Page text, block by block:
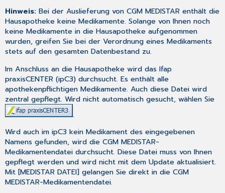
Hinweis:Bei der Auslieferung von CGM MEDISTAR enthält die
Hausapotheke keine Medikamente. Solange von Ihnen noch
keine Medikamente in die Hausapotheke aufgenommen
wurden, greifen Sie bei der Verordnung eines Medikaments
stets auf den gesamten Datenbestand zu.
Im Anschluss an die Hausapotheke wird dasIfap
praxisCENTER (ipC3) durchsucht. Es enthält alle
apothekenpflichtigen Medikamente. Auch diese Datei wird
zentral gepflegt. Wird nicht automatisch gesucht, wählen Sie
.
Wird auch im ipC3 kein Medikament des eingegebenen
Namens gefunden, wird dieCGM MEDISTAR-
Medikamentendatei durchsucht. Diese Datei muss von Ihnen
gepflegt werden und wird nicht mit dem Update aktualisiert.
Mit [MEDISTAR DATEI] gelangen Sie direkt in dieCGM
MEDISTAR-Medikamentendatei.